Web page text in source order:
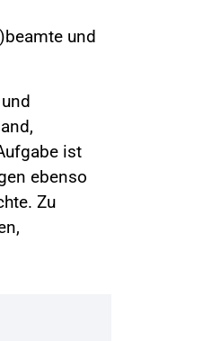
und
ist
ebenso
Zu